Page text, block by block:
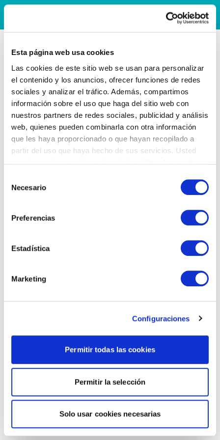
Esta página web usa cookies
Las cookies de este sitio web se usan para personalizar
el contenido y los anuncios, ofrecer funciones de redes
sociales y analizar el tráfico. Además, compartimos
información sobre el uso que haga del sitio web con
nuestros partners de redes sociales, publicidad y análisis
web, quienes pueden combinarla con otra información
que les haya proporcionado o que hayan recopilado a
partir del uso que haya hecho de sus servicios. Usted
Necesario
Preferencias
Estadística
Marketing
Configuraciones
Permitir todas las cookies
Permitir la selección
Solo usar cookies necesarias